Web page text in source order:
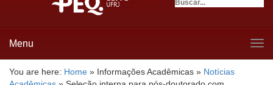
Menu
You are here: Home » Informações Acadêmicas » Notícias